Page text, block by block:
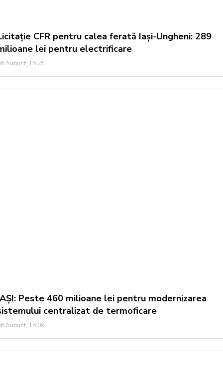
CFR pentru calea ferată Iași-Ungheni: 289
lei pentru electrificare
August, 15:25
Peste 460 milioane lei pentru modernizarea
centralizat de termoficare
August, 15:09